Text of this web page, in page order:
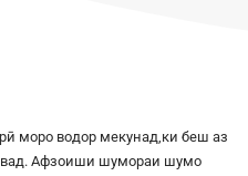
моро водор мекунад,ки беш аз
Афзоиши шумораи шумо